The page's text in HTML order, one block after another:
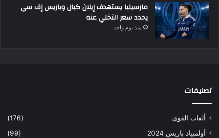
مارسيليا يستهدف إيلان كبال وباريس إف سي
يحدد سعر التخلي عنه
منذ يوم واحد
تصنيفات
ألعاب القوى
(176)
أولمبياد باريس 2024
(99)